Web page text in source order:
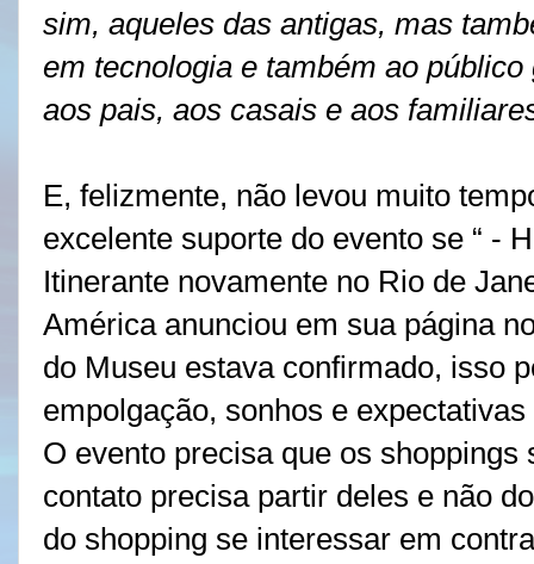
sim, aqueles das antigas, mas
em tecnologia e também ao
aos pais, aos casais e aos
E, felizmente, não levou muito
excelente suporte do evento se “ -
Itinerante novamente no Rio de
América anunciou em sua página
do Museu estava confirmado, isso
empolgação, sonhos e
O evento precisa que os
contato precisa partir deles e não
do shopping se interessar em